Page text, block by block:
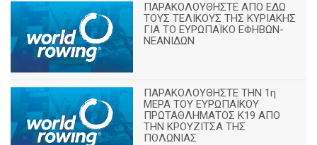
ΠΑΡΑΚΟΛΟΥΘΗΣΤΕ ΑΠΟ ΕΔΩ
ΤΟΥΣ ΤΕΛΙΚΟΥΣ ΤΗΣ ΚΥΡΙΑΚΗΣ
ΓΙΑ ΤΟ ΕΥΡΩΠΑΪΚΟ ΕΦΗΒΩΝ-
ΝΕΑΝΙΔΩΝ
ΠΑΡΑΚΟΛΟΥΘΗΣΤΕ ΤΗΝ 1η
ΜΕΡΑ ΤΟΥ ΕΥΡΩΠΑΪΚΟΥ
ΠΡΩΤΑΘΛΗΜΑΤΟΣ Κ19 ΑΠΟ
ΤΗΝ ΚΡΟΥΖΙΤΣΑ ΤΗΣ
ΠΟΛΩΝΙΑΣ